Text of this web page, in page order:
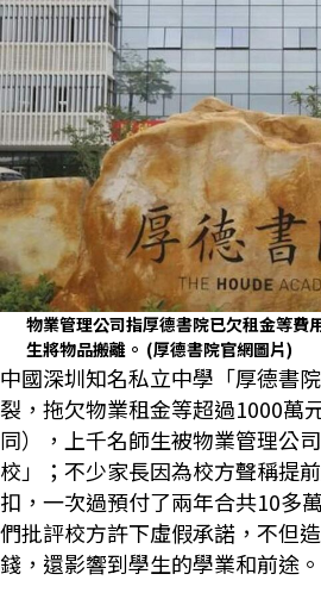
物業管理公司指厚德書院已欠租金等費
生將物品搬離。 (厚德書院官網圖片)
中國深圳知名私立中學「厚德書
裂，拖欠物業租金等超過1000萬
同），上千名師生被物業管理公
校」；不少家長因為校方聲稱提
扣，一次過預付了兩年合共10多
們批評校方許下虛假承諾，不但
錢，還影響到學生的學業和前途。